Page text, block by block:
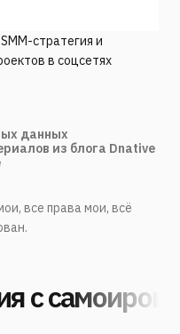
стратегия и
в соцсетях
данных
из блога Dnative
все права мои, всё